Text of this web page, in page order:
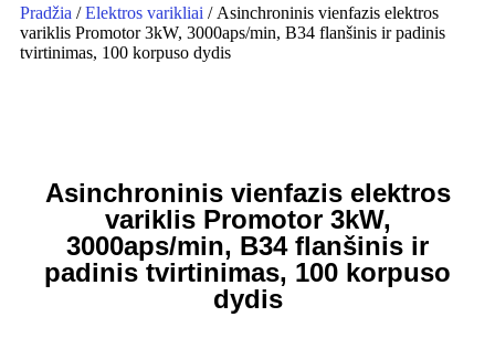
Pradžia /Elektros varikliai / Asinchroninis vienfazis elektros
variklis Promotor 3kW, 3000aps/min, B34 flanšinis ir padinis
tvirtinimas, 100 korpuso dydis
Asinchroninis vienfazis elektros
variklis Promotor 3kW,
3000aps/min, B34 flanšinis ir
padinis tvirtinimas, 100 korpuso
dydis